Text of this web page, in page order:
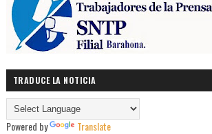
TRADUCE LA NOTICIA
Powered by Translate